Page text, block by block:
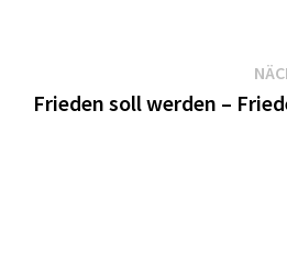
Frieden soll werden –